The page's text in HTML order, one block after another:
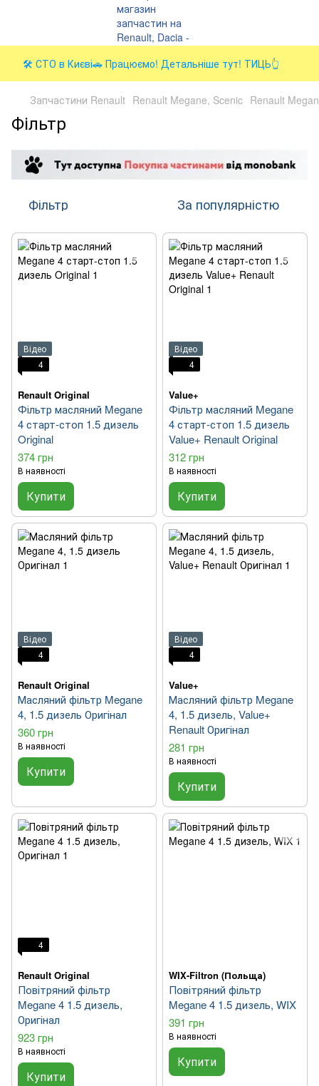
🛠️ СТО в Києві🚗 Працюємо! Детальніше тут! ТИЦЬ👆
Запчастини Renault Renault Megane, Scenic Renault
Фільтр
Фільтр За популярністю
Відео
4
Renault Original
Фільтр масляний Megane
4 старт-стоп 1.5 дизель
Original
374 грн
В наявності
Купити
Відео
4
Value+
Фільтр масляний Megane
4 старт-стоп 1.5 дизель
Value+ Renault Original
312 грн
В наявності
Купити
Відео
4
Renault Original
Масляний фільтр Megane
4, 1.5 дизель Оригінал
360 грн
В наявності
Купити
Відео
4
Value+
Масляний фільтр Megane
4, 1.5 дизель, Value+
Renault Оригінал
281 грн
В наявності
Купити
4
Renault Original
Повітряний фільтр
Megane 4 1.5 дизель,
Оригінал
923 грн
В наявності
Купити
WIX-Filtron (Польща)
Повітряний фільтр
Megane 4 1.5 дизель, WIX
391 грн
В наявності
Купити